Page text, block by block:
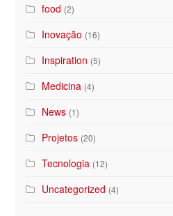
food (2)
Inovação (16)
Inspiration (5)
Medicina (4)
News (1)
Projetos (20)
Tecnologia (12)
Uncategorized (4)